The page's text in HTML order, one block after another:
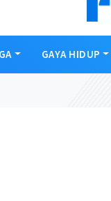
GAYA HIDUP